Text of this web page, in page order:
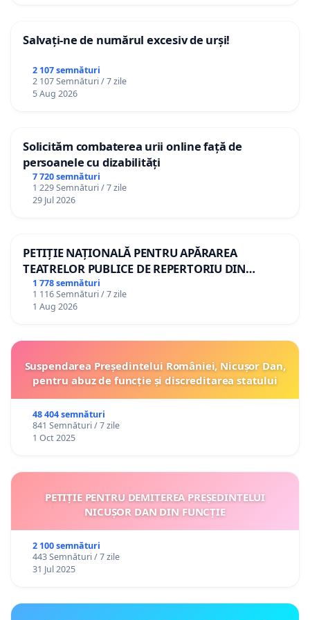
Salvați-ne de numărul excesiv de urși!
2 107 semnături
2 107 Semnături / 7 zile
5 Aug 2026
Solicităm combaterea urii online față de
persoanele cu dizabilități
7 720 semnături
1 229 Semnături / 7 zile
29 Jul 2026
PETIȚIE NAȚIONALĂ PENTRU APĂRAREA
TEATRELOR PUBLICE DE REPERTORIU DIN
ROMÂNIA
1 778 semnături
1 116 Semnături / 7 zile
1 Aug 2026
Suspendarea Președintelui României, Nicușor Dan,
pentru abuz de funcție și discreditarea statului
48 404 semnături
841 Semnături / 7 zile
1 Oct 2025
PETIȚIE PENTRU DEMITEREA PREȘEDINTELUI
NICUȘOR DAN DIN FUNCȚIE
2 100 semnături
443 Semnături / 7 zile
31 Jul 2025